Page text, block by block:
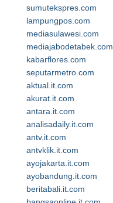
sumutekspres.com
lampungpos.com
mediasulawesi.com
mediajabodetabek.com
kabarflores.com
seputarmetro.com
aktual.it.com
akurat.it.com
antara.it.com
analisadaily.it.com
antv.it.com
antvklik.it.com
ayojakarta.it.com
ayobandung.it.com
beritabali.it.com